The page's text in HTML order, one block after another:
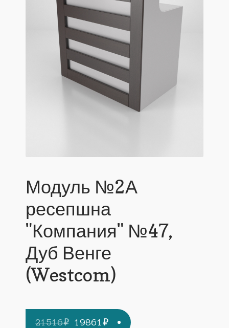
Модуль №2А
ресепшна
"Компания" №47,
Дуб Венге
(Westcom)
21516₽ Первоначальная
19861 ₽Текущая